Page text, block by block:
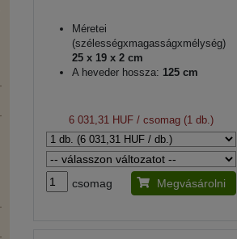
Méretei
(szélességxmagasságxmélység)
25 x 19 x 2 cm
A heveder hossza: 125 cm
6 031,31 HUF/ csomag (1 db.)
csomag Megvásárolni